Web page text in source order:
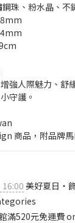
珠、粉水晶、不
強人際魅力、舒
守護。
商品，附品牌馬
美好夏日‧
滿520元免運費